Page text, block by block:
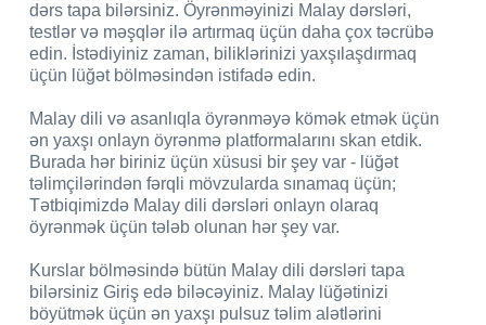
dərs tapa bilərsiniz. Öyrənməyinizi Malay dərsləri,
testlər və məşqlər ilə artırmaq üçün daha çox təcrübə
edin. İstədiyiniz zaman, biliklərinizi yaxşılaşdırmaq
üçün lüğət bölməsindən istifadə edin.
Malay dili və asanlıqla öyrənməyə kömək etmək üçün
ən yaxşı onlayn öyrənmə platformalarını skan etdik.
Burada hər biriniz üçün xüsusi bir şey var - lüğət
təlimçilərindən fərqli mövzularda sınamaq üçün;
Tətbiqimizdə Malay dili dərsləri onlayn olaraq
öyrənmək üçün tələb olunan hər şey var.
Kurslar bölməsində bütün Malay dili dərsləri tapa
bilərsiniz Giriş edə biləcəyiniz. Malay lüğətinizi
böyütmək üçün ən yaxşı pulsuz təlim alətlərini